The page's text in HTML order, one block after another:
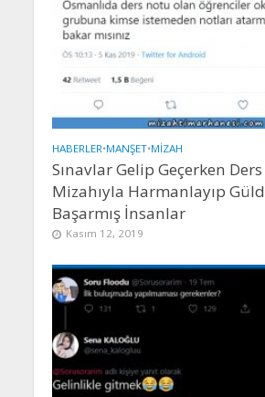
HABERLER•MANŞET•MIZAH
Sınavlar Gelip Geçerken
Mizahıyla Harmanlayıp
Başarmış İnsanlar
Kasım 12, 2019